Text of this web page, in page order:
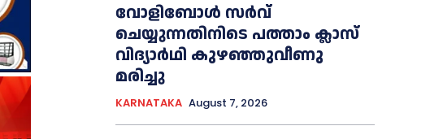
വോളിബോൾ സർവ്
ചെയ്യുന്നതിനിടെ പത്താം ക്ലാസ്
വിദ്യാർഥി കുഴഞ്ഞുവീണു
മരിച്ചു
KARNATAKA August 7, 2026